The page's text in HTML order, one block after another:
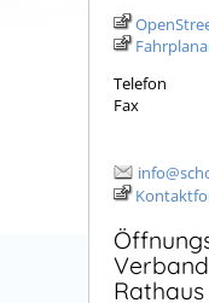
Telefon
Fax